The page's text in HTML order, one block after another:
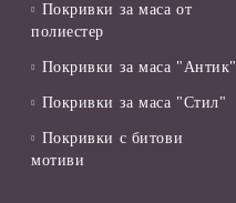
Покривки за маса от
полиестер
Покривки за маса "Антик"
Покривки за маса "Стил"
Покривки с битови
мотиви